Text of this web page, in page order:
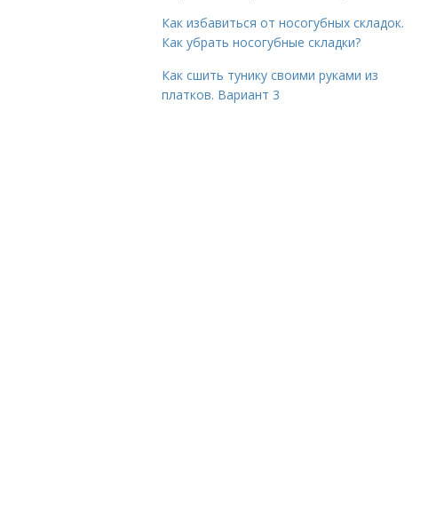
Как избавиться от носогубных складок.
Как убрать носогубные складки?
Как сшить тунику своими руками из
платков. Вариант 3